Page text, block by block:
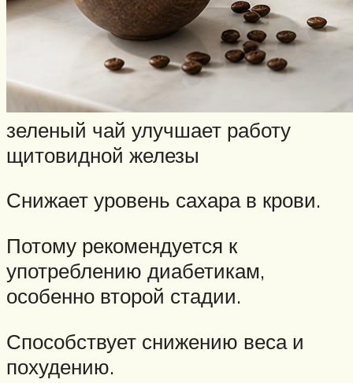
зеленый чай улучшает работу
щитовидной железы
Снижает уровень сахара в крови.
Потому рекомендуется к
употреблению диабетикам,
особенно второй стадии.
Способствует снижению веса и
похудению.